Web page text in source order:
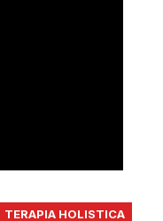
TERAPIA HOLISTICA